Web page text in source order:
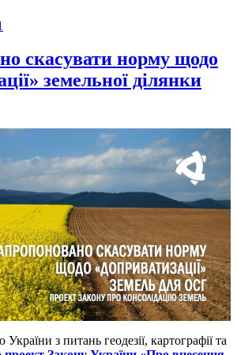
скасувати норму щодо
земельної ділянки
з питань геодезії, картографії та